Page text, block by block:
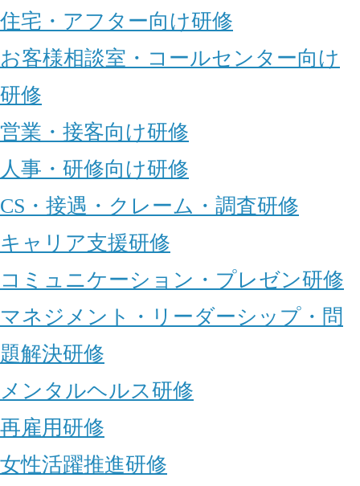
住宅・アフター向け研修
お客様相談室・コールセンター向け
研修
営業・接客向け研修
人事・研修向け研修
CS・接遇・クレーム・調査研修
キャリア支援研修
コミュニケーション・プレゼン研修
マネジメント・リーダーシップ・問
題解決研修
メンタルヘルス研修
再雇用研修
女性活躍推進研修